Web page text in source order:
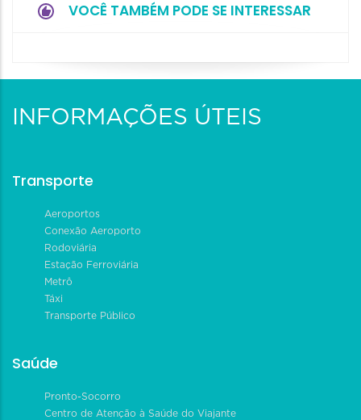
VOCÊ TAMBÉM PODE SE INTERESSAR
INFORMAÇÕES ÚTEIS
Transporte
Aeroportos
Conexão Aeroporto
Rodoviária
Estação Ferroviária
Metrô
Táxi
Transporte Público
Saúde
Pronto-Socorro
Centro de Atenção à Saúde do Viajante